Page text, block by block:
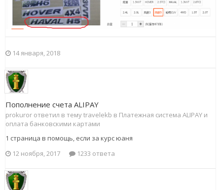
14 января, 2018
Пополнение счета ALIPAY
prokuror ответил в тему travelekb в Платежная система ALIPAY и
оплата банковскими картами
1 страница в помощь, если за курс юаня
12 ноября, 2017
1233 ответа